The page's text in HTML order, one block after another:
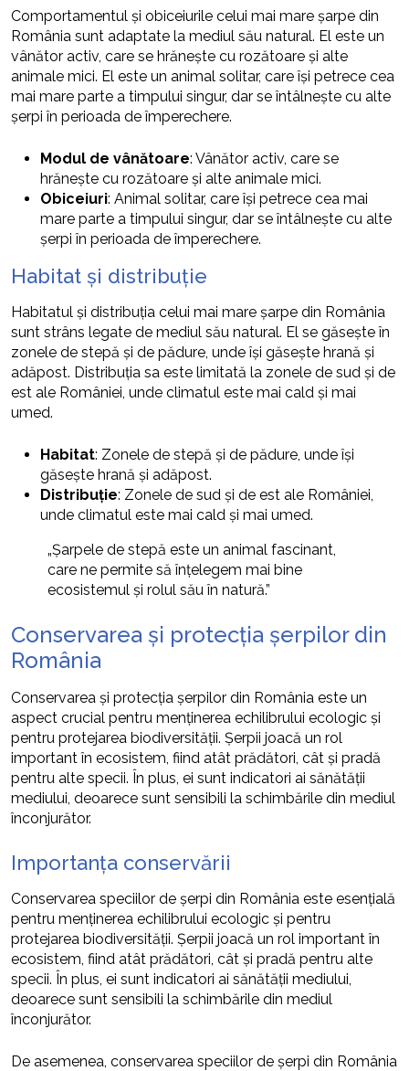
Comportamentul și obiceiurile celui mai mare șarpe din
România sunt adaptate la mediul său natural. El este un
vânător activ, care se hrănește cu rozătoare și alte
animale mici. El este un animal solitar, care își petrece cea
mai mare parte a timpului singur, dar se întâlnește cu alte
șerpi în perioada de împerechere.
Modul de vânătoare: Vânător activ, care se
hrănește cu rozătoare și alte animale mici.
Obiceiuri: Animal solitar, care își petrece cea mai
mare parte a timpului singur, dar se întâlnește cu alte
șerpi în perioada de împerechere.
Habitat și distribuție
Habitatul și distribuția celui mai mare șarpe din România
sunt strâns legate de mediul său natural. El se găsește în
zonele de stepă și de pădure, unde își găsește hrană și
adăpost. Distribuția sa este limitată la zonele de sud și de
est ale României, unde climatul este mai cald și mai
umed.
Habitat: Zonele de stepă și de pădure, unde își
găsește hrană și adăpost.
Distribuție: Zonele de sud și de est ale României,
unde climatul este mai cald și mai umed.
„Șarpele de stepă este un animal fascinant,
care ne permite să înțelegem mai bine
ecosistemul și rolul său în natură.”
Conservarea și protecția șerpilor din
România
Conservarea și protecția șerpilor din România este un
aspect crucial pentru menținerea echilibrului ecologic și
pentru protejarea biodiversității. Șerpii joacă un rol
important în ecosistem, fiind atât prădători, cât și pradă
pentru alte specii. În plus, ei sunt indicatori ai sănătății
mediului, deoarece sunt sensibili la schimbările din mediul
înconjurător.
Importanța conservării
Conservarea speciilor de șerpi din România este esențială
pentru menținerea echilibrului ecologic și pentru
protejarea biodiversității. Șerpii joacă un rol important în
ecosistem, fiind atât prădători, cât și pradă pentru alte
specii. În plus, ei sunt indicatori ai sănătății mediului,
deoarece sunt sensibili la schimbările din mediul
înconjurător.
De asemenea, conservarea speciilor de șerpi din România